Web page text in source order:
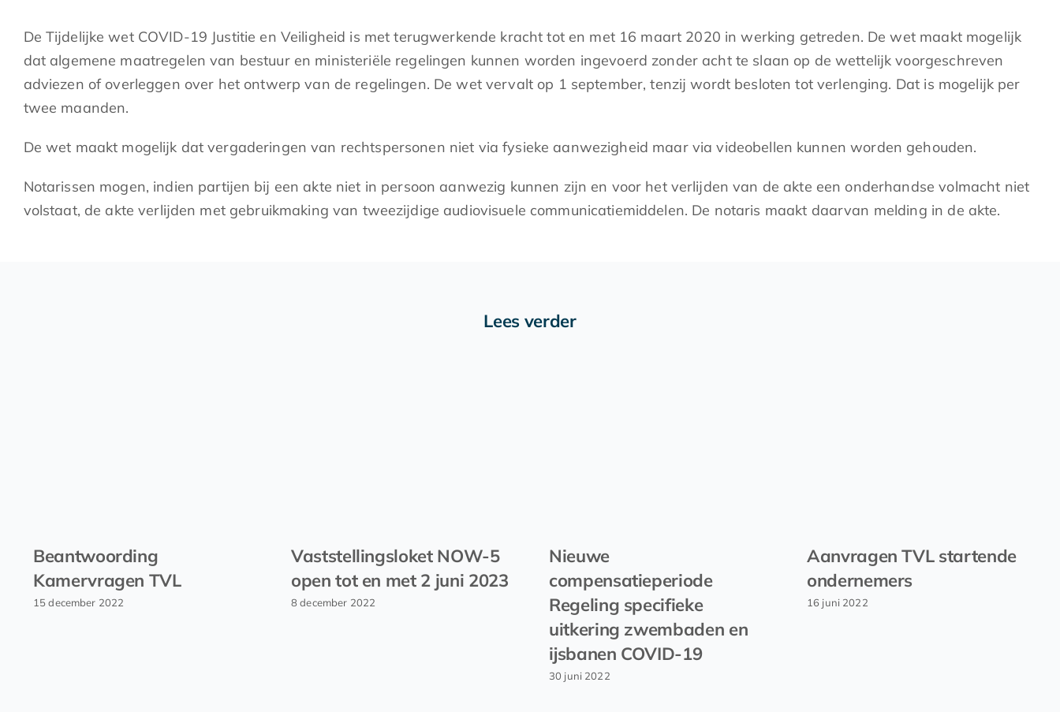
De Tijdelijke wet COVID-19 Justitie en Veiligheid is met terugwerkende kracht tot en met 16 maart 2020 in werking getreden. De wet maakt mogelijk
dat algemene maatregelen van bestuur en ministeriële regelingen kunnen worden ingevoerd zonder acht te slaan op de wettelijk voorgeschreven
adviezen of overleggen over het ontwerp van de regelingen. De wet vervalt op 1 september, tenzij wordt besloten tot verlenging. Dat is mogelijk per
twee maanden.
De wet maakt mogelijk dat vergaderingen van rechtspersonen niet via fysieke aanwezigheid maar via videobellen kunnen worden gehouden.
Notarissen mogen, indien partijen bij een akte niet in persoon aanwezig kunnen zijn en voor het verlijden van de akte een onderhandse volmacht niet
volstaat, de akte verlijden met gebruikmaking van tweezijdige audiovisuele communicatiemiddelen. De notaris maakt daarvan melding in de akte.
Lees verder
Beantwoording
Kamervragen TVL
15 december 2022
Vaststellingsloket NOW-5
open tot en met 2 juni 2023
8 december 2022
Nieuwe
compensatieperiode
Regeling specifieke
uitkering zwembaden en
ijsbanen COVID-19
30 juni 2022
Aanvragen TVL startende
ondernemers
16 juni 2022